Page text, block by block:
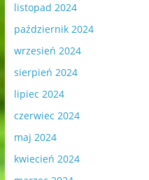
listopad 2024
październik 2024
wrzesień 2024
sierpień 2024
lipiec 2024
czerwiec 2024
maj 2024
kwiecień 2024